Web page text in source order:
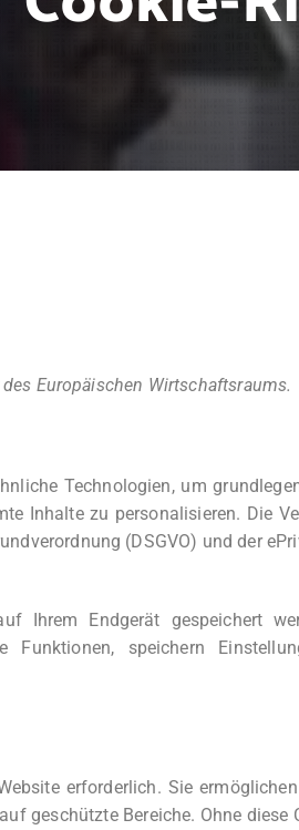
Europäischen Wirtschaftsraums.
Technologien, um
Inhalte zu personalisieren. Die
(DSGVO) und der
Ihrem Endgerät gespeichert
Funktionen, speichern
erforderlich. Sie
geschützte Bereiche. Ohne diese